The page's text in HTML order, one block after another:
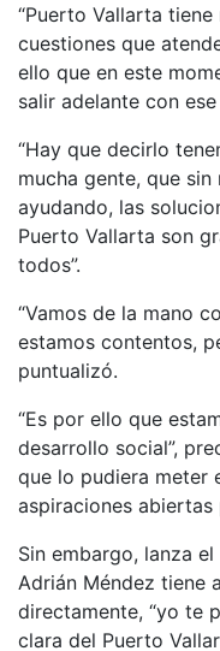
“Puerto Vallarta
cuestiones que
ello que en este
salir adelante con
“Hay que decirlo
mucha gente, que
ayudando, las
Puerto Vallarta son
todos”.
“Vamos de la mano
estamos contentos,
puntualizó.
“Es por ello que
desarrollo social”,
que lo pudiera meter
aspiraciones abiertas
Sin embargo, lanza
Adrián Méndez tiene
directamente, “yo te
clara del Puerto